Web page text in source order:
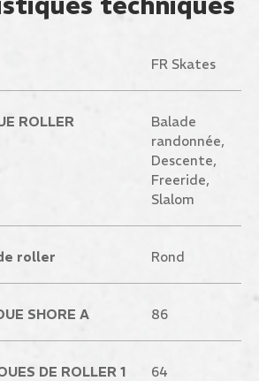
FR Skates
ROLLER
Balade
randonnée,
Descente,
Freeride,
Slalom
roller Rond
SHORE A 86
DE ROLLER 1 64